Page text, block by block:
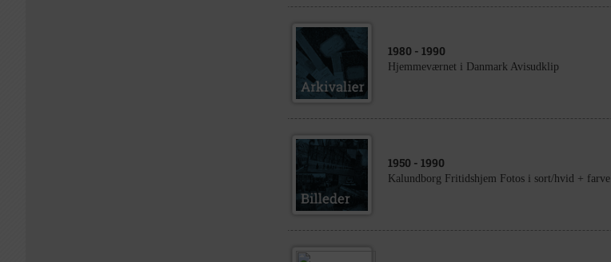
1980 - 1990
Hjemmeværnet i Danmark Avisudklip
1950 - 1990
Kalundborg Fritidshjem Fotos i sort/hvid + farve